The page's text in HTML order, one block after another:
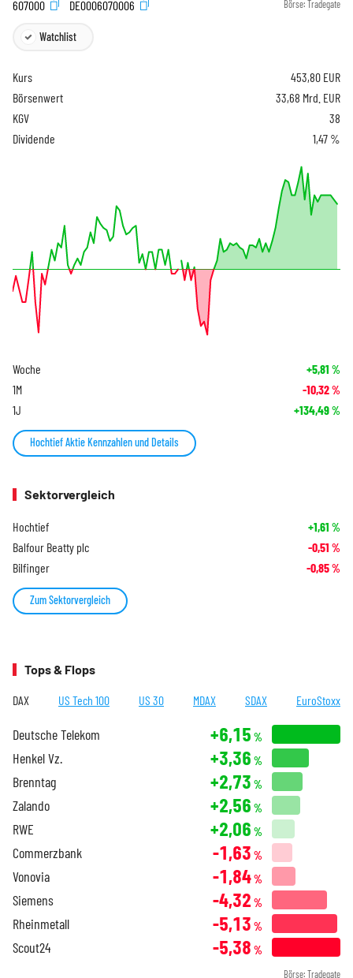
607000 DE0006070006 Börse: Tradegate
Watchlist
Kurs 453,80 EUR
Börsenwert
33,68 Mrd. EUR
KGV
38
Dividende
1,47 %
Woche +5,81 %
1M -10,32%
1J +134,49%
Hochtief Aktie Kennzahlen und Details
Sektorvergleich
Hochtief +1,61 %
Balfour Beatty plc -0,51 %
Bilfinger -0,85%
Zum Sektorvergleich
Tops & Flops
DAX US Tech 100 US 30 MDAX SDAX EuroStoxx
Deutsche Telekom +6,15 %
Henkel Vz. +3,36 %
Brenntag +2,73 %
Zalando +2,56 %
RWE +2,06 %
Commerzbank -1,63 %
Vonovia -1,84%
Siemens -4,32 %
Rheinmetall -5,13 %
Scout24 -5,38 %
Börse: Tradegate